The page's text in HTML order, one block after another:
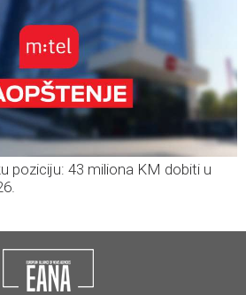
poziciju: 43 miliona KM dobiti u